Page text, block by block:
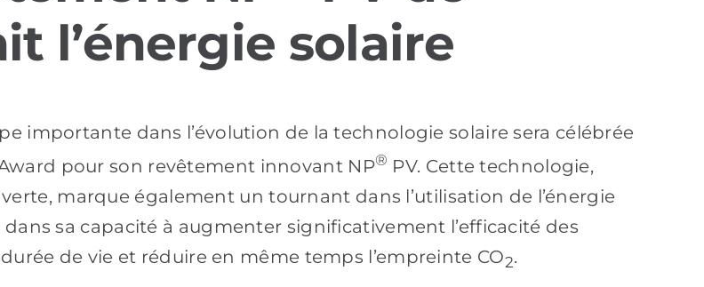
l’énergie solaire
importante dans l’évolution de la technologie solaire sera célébrée
pour son revêtement innovant NP® PV. Cette technologie,
marque également un tournant dans l’utilisation de l’énergie
sa capacité à augmenter significativement l’efficacité des
de vie et réduire en même temps l’empreinte CO2.